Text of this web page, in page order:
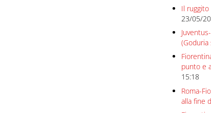
Il
23/05/
punto e
15:18
Roma-
alla fine